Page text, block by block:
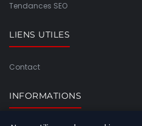
Tendances SEO
LIENS UTILES
Contact
INFORMATIONS